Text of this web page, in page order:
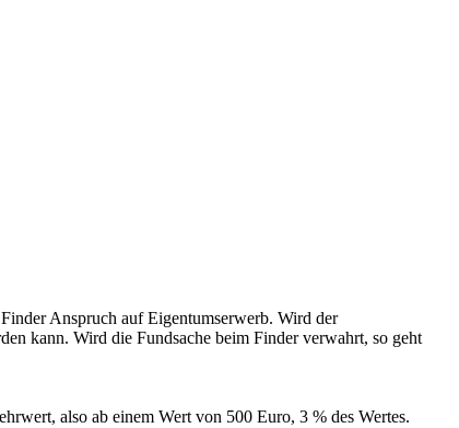
Anspruch auf Eigentumserwerb. Wird der
kann. Wird die Fundsache beim Finder verwahrt, so geht
also ab einem Wert von 500 Euro, 3 % des Wertes.